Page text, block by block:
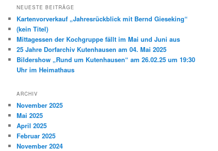
h
n
NEUESTE BEITRÄGE
Kartenvorverkauf „Jahresrückblick mit Bernd Gieseking“
(kein Titel)
Mittagessen der Kochgruppe fällt im Mai und Juni aus
25 Jahre Dorfarchiv Kutenhausen am 04. Mai 2025
Bildershow „Rund um Kutenhausen“ am 26.02.25 um 19:30
Uhr im Heimathaus
ARCHIV
November 2025
Mai 2025
April 2025
Februar 2025
November 2024